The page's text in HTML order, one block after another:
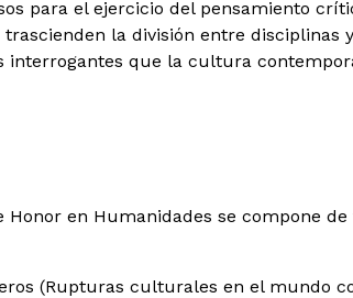
para el ejercicio del pensamiento
la división entre disciplinas
interrogantes que la cultura
Honor en Humanidades se compone
(Rupturas culturales en el mundo